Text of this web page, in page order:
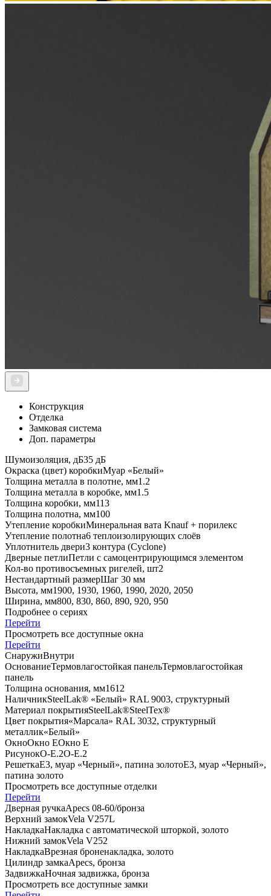
Конструкция
Отделка
Замковая система
Доп. параметры
Шумоизоляция, дБ35 дБ
Окраска (цвет) коробкиМуар «Белый»
Толщина металла в полотне, мм1.2
Толщина металла в коробке, мм1.5
Толщина коробки, мм113
Толщина полотна, мм100
Утепление коробкиМинеральная вата Knauf + порилекс
Утепление полотна6 теплоизолирующих слоёв
Уплотнитель двери3 контура (Cyclone)
Дверные петлиПетли с самоцентрирующимся элементом
Кол-во противосъемных ригелей, шт2
Нестандартный размерШаг 30 мм
Высота, мм1900, 1930, 1960, 1990, 2020, 2050
Ширина, мм800, 830, 860, 890, 920, 950
Подробнее о сериях
Перейти
Просмотреть все доступные окна
Перейти
СнаружиВнутри
ОснованиеТермовлагостойкая панельТермовлагостойкая
панель
Толщина основания, мм1612
НаличникSteelLak® «Белый» RAL 9003, структурный
Материал покрытияSteelLak®SteelTex®
Цвет покрытия«Марсала» RAL 3032, структурный
металлик«Белый»
ОкноОкно ЕОкно Е
РисунокO-E.2O-E.2
РешеткаE3, муар «Черный», патина золотоE3, муар «Черный»,
патина золото
Просмотреть все доступные отделки
Перейти
Дверная ручкаApecs 08-60/бронза
Верхний замокVela V257L
НакладкаНакладка с автоматической шторкой, золото
Нижний замокVela V252
НакладкаВрезная броненакладка, золото
Цилиндр замкаApecs, бронза
ЗадвижкаНочная задвижка, бронза
Просмотреть все доступные замки